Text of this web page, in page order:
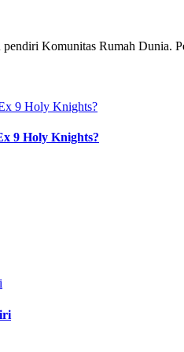
Komunitas Rumah Dunia.
9 Holy Knights?